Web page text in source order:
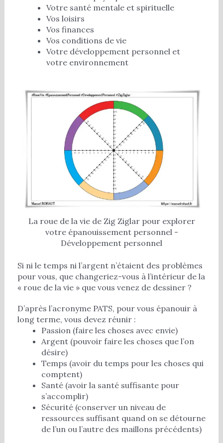
Votre santé mentale et spirituelle
Vos loisirs
Vos finances
Vos conditions de vie
Votre développement personnel et
votre environnement
La roue de la vie de Zig Ziglar pour explorer
votre épanouissement personnel -
Développement personnel
Si ni le temps ni l’argent n’étaient des problèmes
pour vous, que changeriez-vous à l’intérieur de la
« roue de la vie » que vous venez de dessiner ?
D’après l’acronyme PATS, pour vous épanouir à
long terme, vous devez réunir :
Passion (faire les choses avec envie)
Argent (pouvoir faire les choses que l’on
désire)
Temps (avoir du temps pour les choses qui
comptent)
Santé (avoir la santé suffisante pour
s’accomplir)
Sécurité (conserver un niveau de
ressources suffisant quand on se détourne
de l’un ou l’autre des maillons précédents)